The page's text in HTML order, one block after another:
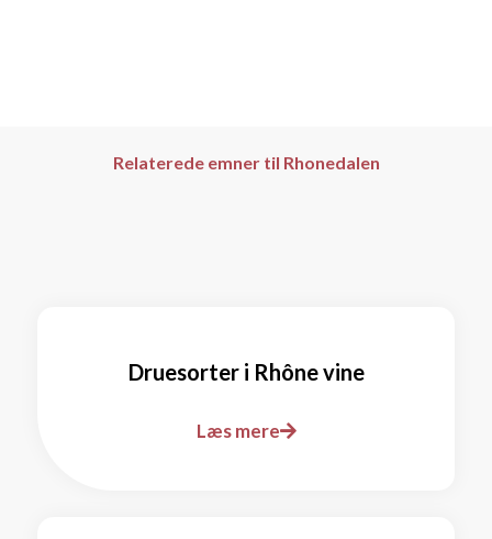
Relaterede emner til Rhonedalen
Druesorter i Rhône vine
Læs mere